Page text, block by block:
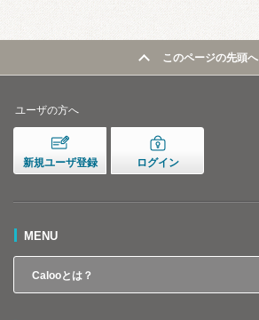
このページの先頭へ
ユーザの方へ
新規ユーザ登録 ログイン
MENU
Calooとは？